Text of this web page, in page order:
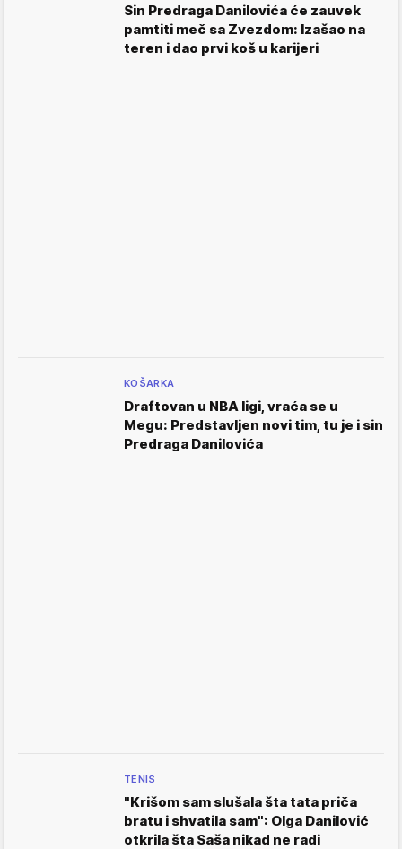
Sin Predraga Danilovića će zauvek
pamtiti meč sa Zvezdom: Izašao na
teren i dao prvi koš u karijeri
KOŠARKA
Draftovan u NBA ligi, vraća se u
Megu: Predstavljen novi tim, tu je i sin
Predraga Danilovića
TENIS
"Krišom sam slušala šta tata priča
bratu i shvatila sam": Olga Danilović
otkrila šta Saša nikad ne radi